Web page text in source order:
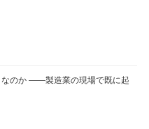
なのか ――製造業の現場で既に起